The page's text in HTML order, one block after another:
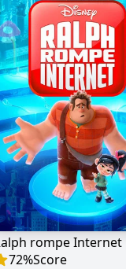
rompe Internet
72%Score